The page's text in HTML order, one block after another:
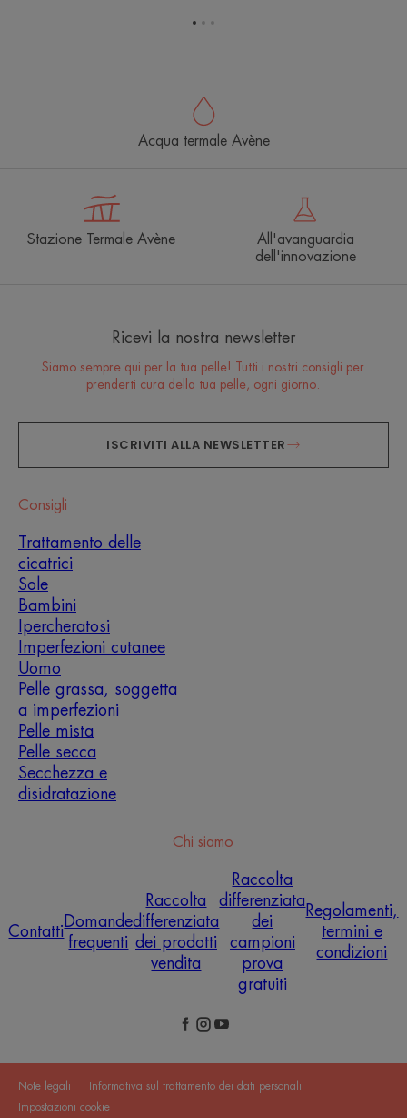
Acqua termale Avène
Stazione Termale Avène
All'avanguardia
dell'innovazione
Ricevi la nostra newsletter
Siamo sempre qui per la tua pelle! Tutti i nostri consigli per
prenderti cura della tua pelle, ogni giorno.
ISCRIVITI ALLA NEWSLETTER
Consigli
Trattamento delle
cicatrici
Sole
Bambini
Ipercheratosi
Imperfezioni cutanee
Uomo
Pelle grassa, soggetta
a imperfezioni
Pelle mista
Pelle secca
Secchezza e
disidratazione
Chi siamo
Contatti
Domande
frequenti
Raccolta
differenziata
dei prodotti
vendita
Raccolta
differenziata
dei
campioni
prova
gratuiti
Regolamenti,
termini e
condizioni
Note legali
Informativa sul trattamento dei dati personali
Impostazioni cookie